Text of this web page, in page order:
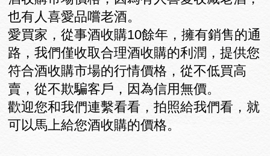
也有人喜愛品嚐老酒。
愛買家，從事酒收購10餘年，擁有銷售的通
路，我們僅收取合理酒收購的利潤，提供您
符合酒收購市場的行情價格，從不低買高
賣，從不欺騙客戶，因為信用無價。
歡迎您和我們連繫看看，拍照給我們看，就
可以馬上給您酒收購的價格。